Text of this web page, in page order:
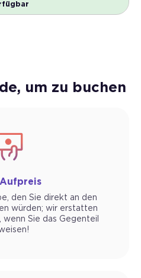
um zu buchen
den Sie direkt an den
würden; wir erstatten
wenn Sie das Gegenteil